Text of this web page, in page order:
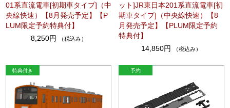
01系直流電車[初期車タイプ]（中
央線快速）【8月発売予定】【P
LUM限定予約特典付】
8,250円
（税込み）
ット]JR東日本201系直流電車[初
期車タイプ]（中央線快速）【8
月発売予定】【PLUM限定予約
特典付】
14,850円
（税込み）